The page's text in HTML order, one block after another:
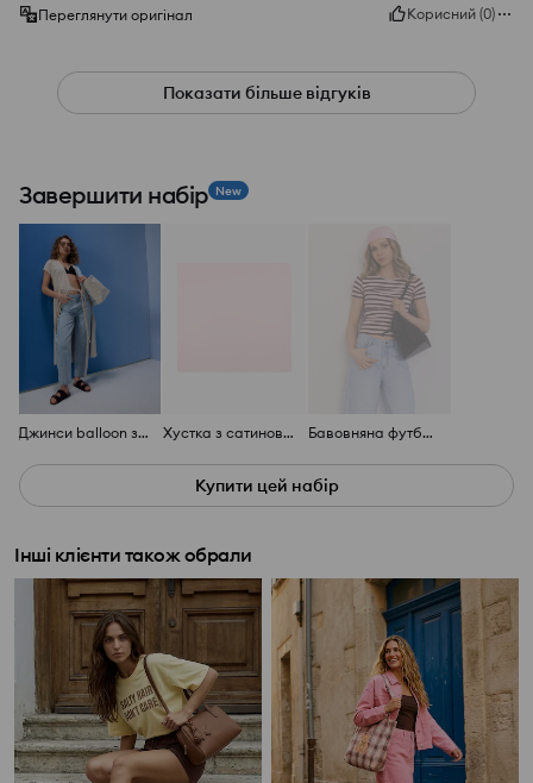
Переглянути оригінал
Корисний (0)
Показати більше відгуків
Завершити набір New
Джинси balloon з декоративним простроченням Хустка з сатиновим оздобленням Бавовняна футболка в смужку
Купити цей набір
Інші клієнти також обрали